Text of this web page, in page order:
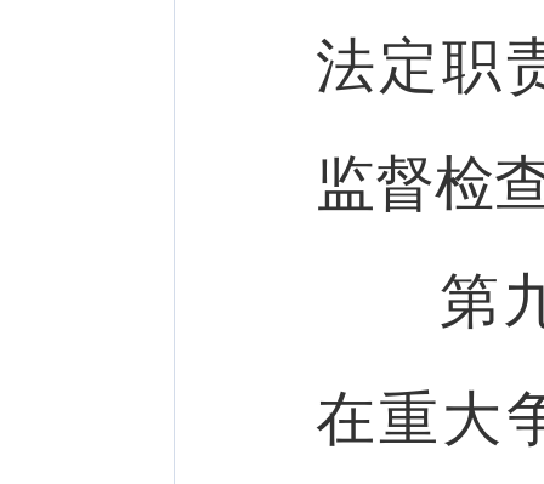
法定职
监督检
第
在重大